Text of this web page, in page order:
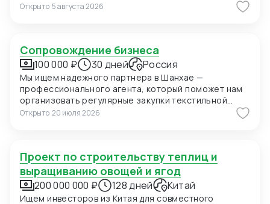
Открыто 5 августа 2026
Сопровождение бизнеса
100 000 ₽ 30 дней Россия
Мы ищем надежного партнера в Шанхае —
профессионального агента, который поможет нам
организовать регулярные закупки текстильной
продукции и фурнитуры в Китае. В ближайшее время
мы планируем приехать в Шанхай для личных встреч
и поиск подходящих фабрик. Конкретно сейчас нас
интересуют позиции: 1. Вешалки пластиковые для
мужских костюмов с возможностью нанесения
логотипа (брендирование). Сегмент —
Открыто 20 июля 2026
Проект по строительству теплиц и
выращиванию овощей и ягод
200 000 000 ₽ 128 дней Китай
Ищем инвесторов из Китая для совместного